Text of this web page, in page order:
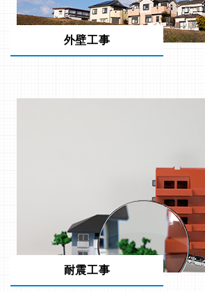
外壁工事
耐震工事